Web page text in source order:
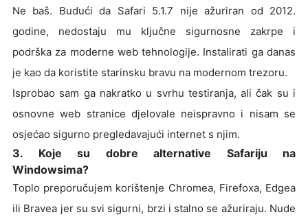
Ne baš. Budući da Safari 5.1.7 nije ažuriran od 2012.
godine, nedostaju mu ključne sigurnosne zakrpe i
podrška za moderne web tehnologije. Instalirati ga danas
je kao da koristite starinsku bravu na modernom trezoru.
Isprobao sam ga nakratko u svrhu testiranja, ali čak su i
osnovne web stranice djelovale neispravno i nisam se
osjećao sigurno pregledavajući internet s njim.
3. Koje su dobre alternative Safariju na
Windowsima?
Toplo preporučujem korištenje Chromea, Firefoxa, Edgea
ili Bravea jer su svi sigurni, brzi i stalno se ažuriraju. Nude